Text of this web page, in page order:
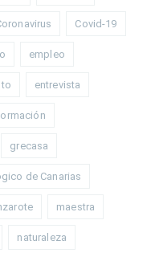
Covid-19
empleo
entrevista
grecasa
de Canarias
maestra
naturaleza